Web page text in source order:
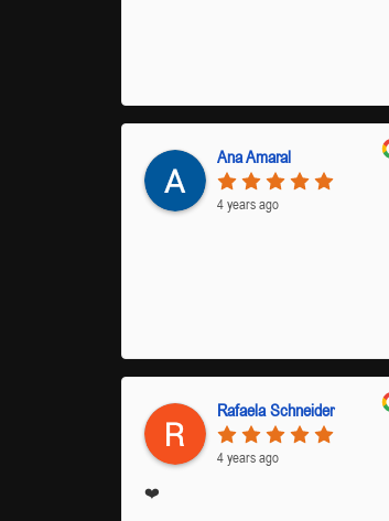
Ana Amaral
4 years ago
Rafaela Schneider
4 years ago
❤️